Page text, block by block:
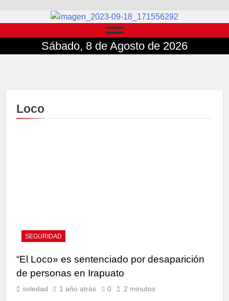
Sábado, 8 de Agosto de 2026
Loco
SEGURIDAD
“El Loco» es sentenciado por desaparición
de personas en Irapuato
soledad 1 año atrás 0 2 minutos